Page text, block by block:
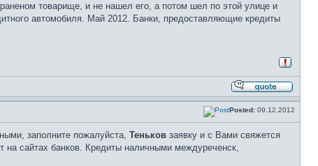
товарище, и не нашел его, а потом шел по этой улице и
автомобиля. Май 2012. Банки, предоставляющие кредиты
Posted: 09.12.2012
заполните пожалуйста, Теньков заявку и с Вами свяжется
на сайтах банков. Кредиты наличными междуреченск,